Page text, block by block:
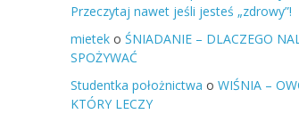
Przeczytaj nawet jeśli jesteś „zdrowy”!
mietek o ŚNIADANIE – DLACZEGO
SPOŻYWAĆ
Studentka położnictwa o WIŚNIA –
KTÓRY LECZY